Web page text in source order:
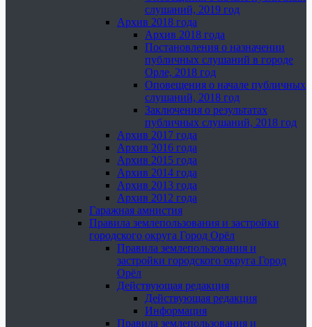
слушаний, 2019 год
Архив 2018 года
Архив 2018 года
Постановления о назначении
публичных слушаний в городе
Орле, 2018 год
Оповещения о начале публичных
слушаний, 2018 год
Заключения о результатах
публичных слушаний, 2018 год
Архив 2017 года
Архив 2016 года
Архив 2015 года
Архив 2014 года
Архив 2013 года
Архив 2012 года
Гаражная амнистия
Правила землепользования и застройки
городского округа Город Орёл
Правила землепользования и
застройки городского округа Город
Орёл
Действующая редакция
Действующая редакция
Информация
Правила землепользования и